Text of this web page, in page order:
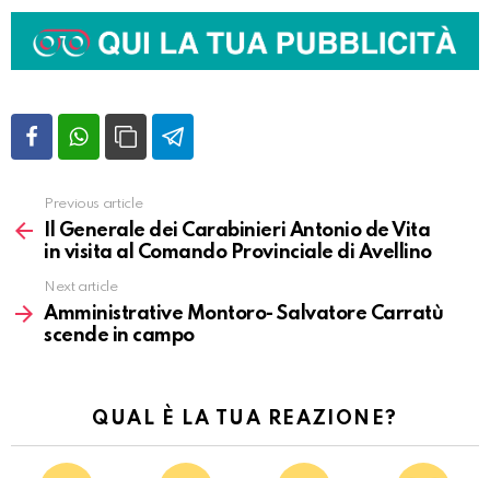
Vedi
altro
Previous article
Il Generale dei Carabinieri Antonio de Vita
in visita al Comando Provinciale di Avellino
Next article
Amministrative Montoro- Salvatore Carratù
scende in campo
QUAL È LA TUA REAZIONE?